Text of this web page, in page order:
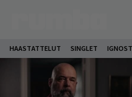
HAASTATTELUT SINGLET